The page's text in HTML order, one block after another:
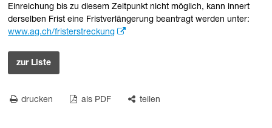
Einreichung bis zu diesem Zeitpunkt nicht möglich, kann innert
derselben Frist eine Fristverlängerung beantragt werden unter:
www.ag.ch/fristerstreckung
zur Liste
drucken als PDF teilen